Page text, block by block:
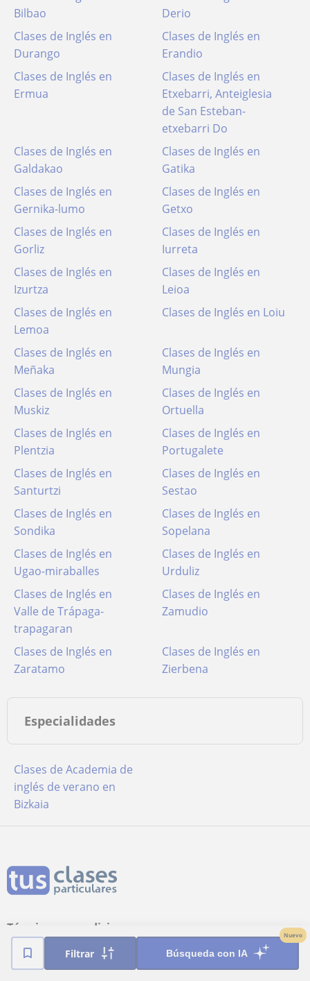
Filtrar Búsqueda con IA
Nuevo
Bilbao
Derio
Clases de Inglés en
Durango
Clases de Inglés en
Erandio
Clases de Inglés en
Ermua
Clases de Inglés en
Etxebarri, Anteiglesia
de San Esteban-
etxebarri Do
Clases de Inglés en
Galdakao
Clases de Inglés en
Gatika
Clases de Inglés en
Gernika-lumo
Clases de Inglés en
Getxo
Clases de Inglés en
Gorliz
Clases de Inglés en
Iurreta
Clases de Inglés en
Izurtza
Clases de Inglés en
Leioa
Clases de Inglés en
Lemoa
Clases de Inglés en Loiu
Clases de Inglés en
Meñaka
Clases de Inglés en
Mungia
Clases de Inglés en
Muskiz
Clases de Inglés en
Ortuella
Clases de Inglés en
Plentzia
Clases de Inglés en
Portugalete
Clases de Inglés en
Santurtzi
Clases de Inglés en
Sestao
Clases de Inglés en
Sondika
Clases de Inglés en
Sopelana
Clases de Inglés en
Ugao-miraballes
Clases de Inglés en
Urduliz
Clases de Inglés en
Valle de Trápaga-
trapagaran
Clases de Inglés en
Zamudio
Clases de Inglés en
Zaratamo
Clases de Inglés en
Zierbena
Especialidades
Clases de Academia de
inglés de verano en
Bizkaia
Términos y condiciones
Política de cookies